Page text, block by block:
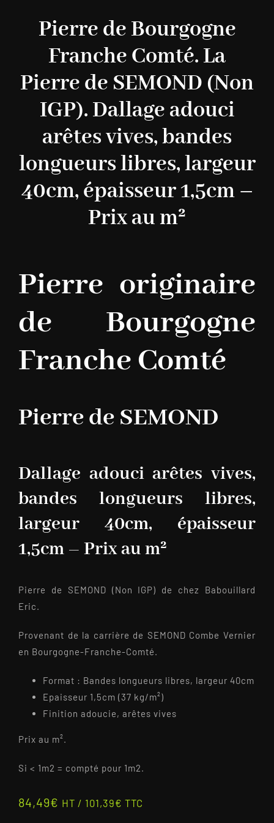
Pierre de Bourgogne
Franche Comté. La
Pierre de SEMOND (Non
IGP). Dallage adouci
arêtes vives, bandes
longueurs libres, largeur
40cm, épaisseur 1,5cm –
Prix au m²
Pierre originaire
de Bourgogne
Franche Comté
Pierre de SEMOND
Dallage adouci arêtes vives,
bandes longueurs libres,
largeur 40cm, épaisseur
1,5cm – Prix au m²
Pierre de SEMOND (Non IGP) de chez Babouillard
Eric.
Provenant de la carrière de SEMOND Combe Vernier
en Bourgogne-Franche-Comté.
Format : Bandes longueurs libres, largeur 40cm
Epaisseur 1,5cm (37 kg/m²)
Finition adoucie, arêtes vives
Prix au m².
Si < 1m2 = compté pour 1m2.
84,49€ HT / 101,39€ TTC